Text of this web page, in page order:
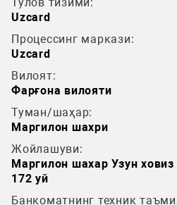
Uzcard
Процессинг маркази:
Uzcard
Вилоят:
Фарғона вилояти
Туман/шаҳар:
Маргилон шахри
Жойлашуви:
Маргилон шахар Узун
172 уй
Банкоматнинг техник